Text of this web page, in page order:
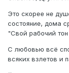
Это скорее не
состояние, дома
"Свой рабочий
С любовью всё
всяких взлетов и